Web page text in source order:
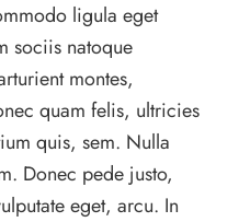
ligula eget
sociis natoque
montes,
quam felis, ultricies
quis, sem. Nulla
Donec pede justo,
eget, arcu. In